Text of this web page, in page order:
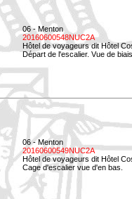
06 - Menton
20160600548NUC2A
Hôtel de voyageurs dit Hôtel
Départ de l'escalier. Vue de
06 - Menton
20160600549NUC2A
Hôtel de voyageurs dit Hôtel
Cage d'escalier vue d'en bas.